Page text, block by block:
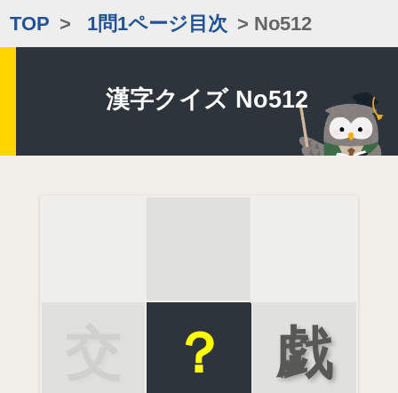
TOP > 1問1ページ目次 > No512
漢字クイズ No512
遊
？
戯